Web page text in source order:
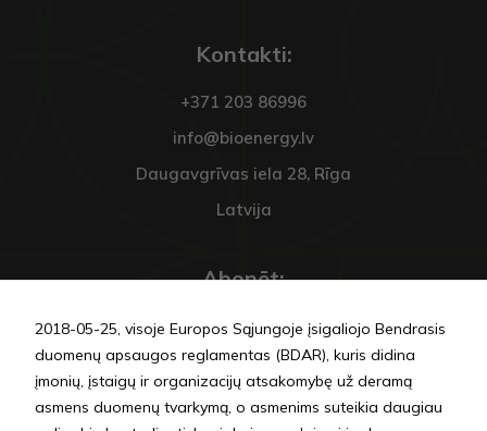
Kontakti:
+371 203 86996
info@bioenergy.lv
Daugavgrīvas iela 28, Rīga
Latvija
Abonēt:
2018-05-25, visoje Europos Sąjungoje įsigaliojo Bendrasis
duomenų apsaugos reglamentas (BDAR), kuris didina
įmonių, įstaigų ir organizacijų atsakomybę už deramą
asmens duomenų tvarkymą, o asmenims suteikia daugiau